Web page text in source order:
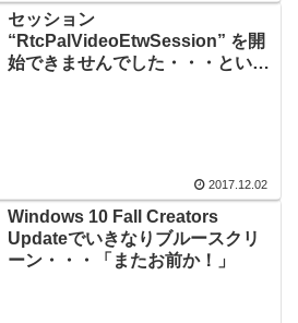
セッション
“RtcPalVideoEtwSession” を開
始できませんでした・・・という
2017.12.02
Windows 10 Fall Creators
Updateでいきなりブルースクリ
ーン・・・「またお前か！」